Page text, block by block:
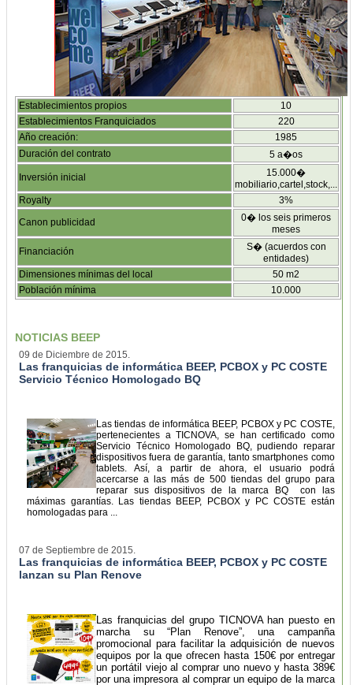
Establecimientos propios
10
Establecimientos Franquiciados
220
Año creación:
1985
Duración del contrato
5 a�os
Inversión inicial
15.000�
mobiliario,cartel,stock,...
Royalty
3%
Canon publicidad
0� los seis primeros
meses
Financiación
S� (acuerdos con
entidades)
Dimensiones mínimas del local
50 m2
Población mínima
10.000
NOTICIAS BEEP
09 de Diciembre de 2015.
Las franquicias de informática BEEP, PCBOX y PC COSTE
Servicio Técnico Homologado BQ
Las tiendas de informática BEEP, PCBOX y PC COSTE,
pertenecientes a TICNOVA, se han certificado como
Servicio Técnico Homologado BQ, pudiendo reparar
dispositivos fuera de garantía, tanto smartphones como
tablets. Así, a partir de ahora, el usuario podrá
acercarse a las más de 500 tiendas del grupo para
reparar sus dispositivos de la marca BQ con las
máximas garantías. Las tiendas BEEP, PCBOX y PC COSTE están
homologadas para ...
07 de Septiembre de 2015.
Las franquicias de informática BEEP, PCBOX y PC COSTE
lanzan su Plan Renove
Las franquicias del grupo TICNOVA han puesto en
marcha su “Plan Renove”, una campanña
promocional para facilitar la adquisición de nuevos
equipos por la que ofrecen hasta 150€ por entregar
un portátil viejo al comprar uno nuevo y hasta 389€
por una impresora al comprar un equipo de la marca